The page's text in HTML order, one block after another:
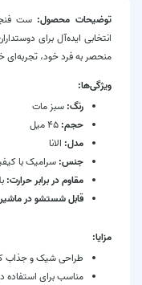
توضیحات محصول: ست
انتخابی ایده‌آل برای
منحصر به فرد خود، تجربه‌ای
ویژگی‌ها:
رنگ: سبز مات
حجم: ۴۵ میل
مدل: الانا
جنس: سرامیک با
مقاوم در برابر حرارت:
قابل شستشو در
مزایا:
طراحی شیک و جذاب
مناسب برای استفاده